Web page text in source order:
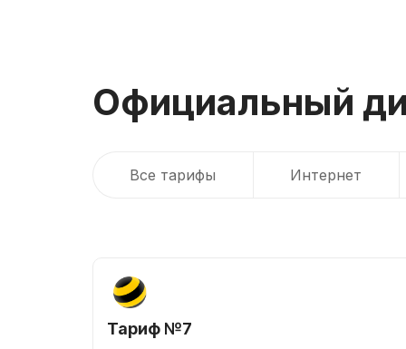
Официальный
Все тарифы Интернет
Тариф №7